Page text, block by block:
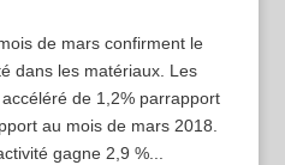
de mars confirment le
dans les matériaux. Les
de 1,2% parrapport
au mois de mars 2018.
gagne 2,9 %...